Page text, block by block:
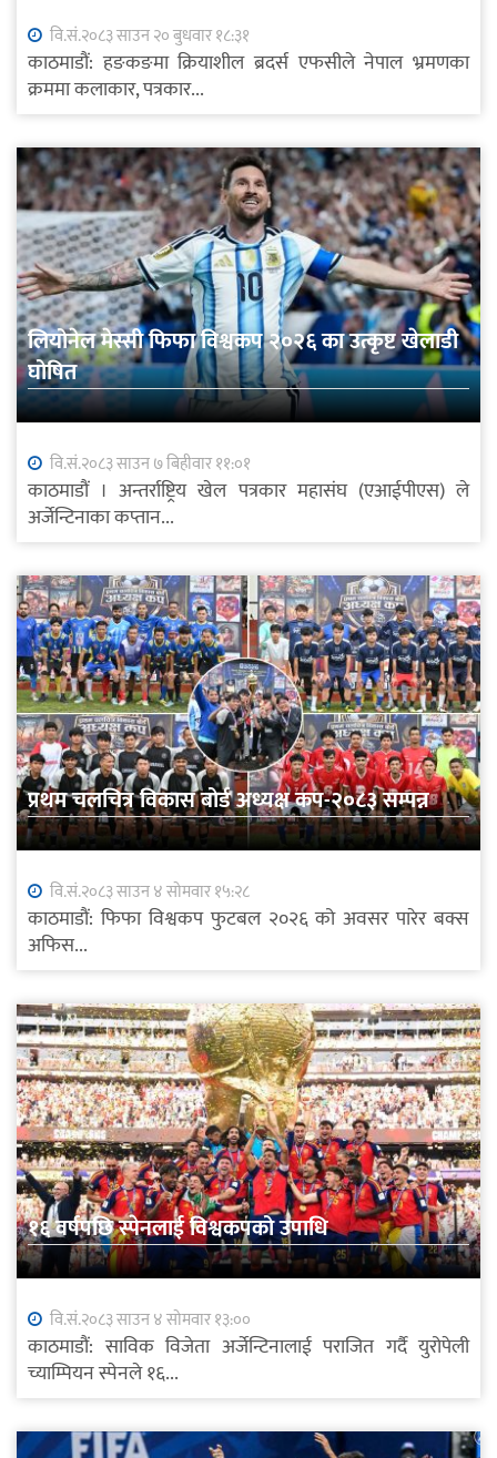
वि.सं.२०८३ साउन २० बुधवार १८:३१
काठमाडौं: हङकङमा क्रियाशील ब्रदर्स एफसीले नेपाल भ्रमणका
क्रममा कलाकार, पत्रकार...
लियोनेल मेस्सी फिफा विश्वकप २०२६ का उत्कृष्ट खेलाडी
घोषित
वि.सं.२०८३ साउन ७ बिहीवार ११:०१
काठमाडौं । अन्तर्राष्ट्रिय खेल पत्रकार महासंघ (एआईपीएस) ले
अर्जेन्टिनाका कप्तान...
प्रथम चलचित्र विकास बोर्ड अध्यक्ष कप-२०८३ सम्पन्न
वि.सं.२०८३ साउन ४ सोमवार १५:२८
काठमाडौं: फिफा विश्वकप फुटबल २०२६ को अवसर पारेर बक्स
अफिस...
१६ वर्षपछि स्पेनलाई विश्वकपको उपाधि
वि.सं.२०८३ साउन ४ सोमवार १३:००
काठमाडौं: साविक विजेता अर्जेन्टिनालाई पराजित गर्दै युरोपेली
च्याम्पियन स्पेनले १६...